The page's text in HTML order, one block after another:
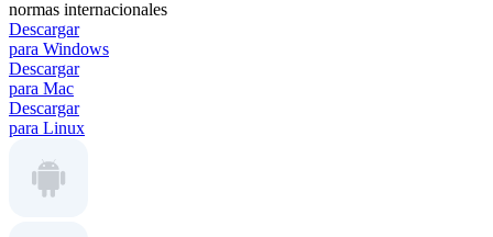
normas internacionales
Descargar
para Windows
Descargar
para Mac
Descargar
para Linux